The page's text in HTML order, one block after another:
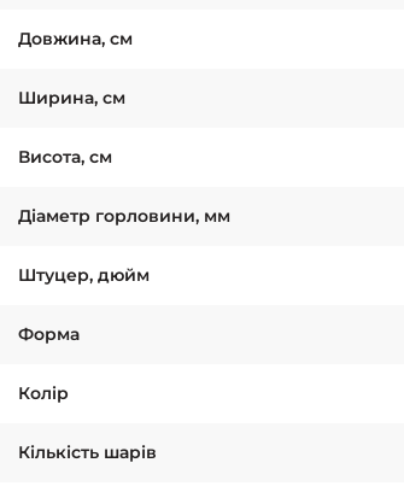
Довжина, см
Ширина, см
Висота, см
Діаметр горловини, мм
Штуцер, дюйм
Форма
Колiр
Кількість шарів